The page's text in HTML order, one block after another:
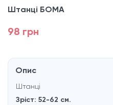
Штанці БОМА
98 грн
Опис
Штанці
Зріст: 52-62 см.